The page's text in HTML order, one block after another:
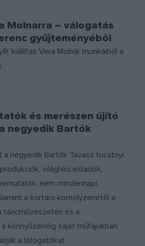
Molnarra – válogatás
gyűjteményéből
kiállítás Vera Molnár munkáiból a
és merészen újító
negyedik Bartók
a negyedik Bartók Tavasz tucatnyi
világhírű előadók,
nem mindennapi
a kortárs komolyzenétől a
táncművészeten és a
könnyűzenéig saját műfajukban
a látogatókat.